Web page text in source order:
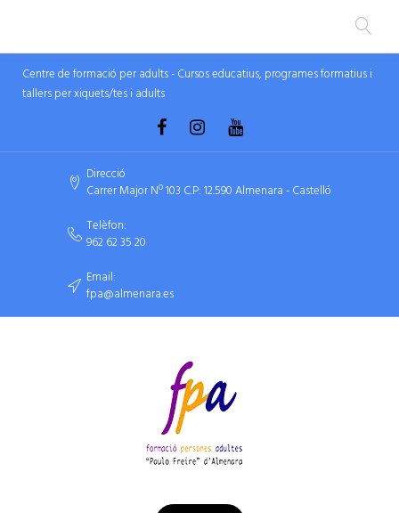
Centre de formació per adults - Cursos educatius, programes formatius i
tallers per xiquets/tes i adults
Direcció
Carrer Major Nº 103 C.P: 12.590 Almenara - Castelló
Telèfon:
962 62 35 20
Email:
fpa@almenara.es